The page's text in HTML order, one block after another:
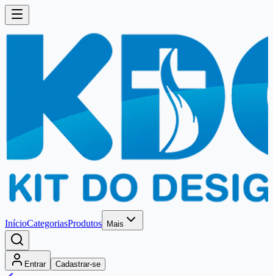
InícioCategoriasProdutos Mais
Entrar Cadastrar-se